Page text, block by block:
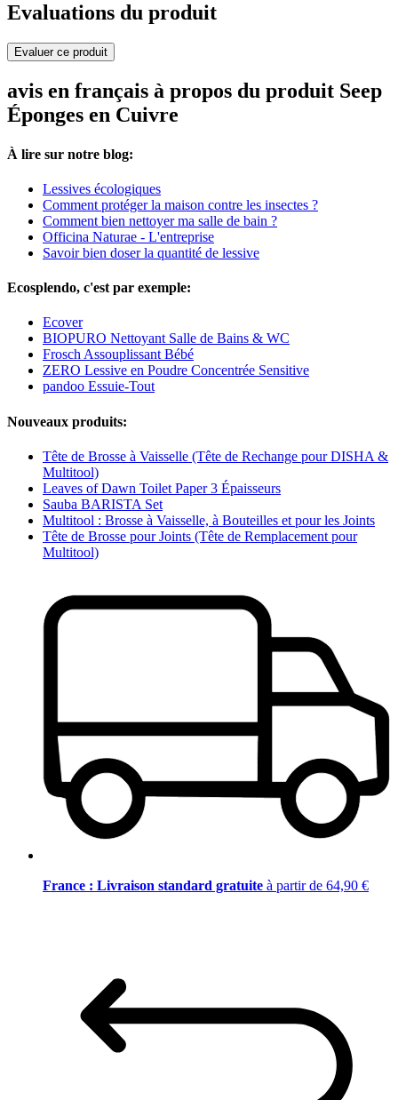
Evaluations du produit
Evaluer ce produit
avis en français à propos du produit Seep
Éponges en Cuivre
À lire sur notre blog:
Lessives écologiques
Comment protéger la maison contre les insectes ?
Comment bien nettoyer ma salle de bain ?
Officina Naturae - L'entreprise
Savoir bien doser la quantité de lessive
Ecosplendo, c'est par exemple:
Ecover
BIOPURO Nettoyant Salle de Bains & WC
Frosch Assouplissant Bébé
ZERO Lessive en Poudre Concentrée Sensitive
pandoo Essuie-Tout
Nouveaux produits:
Tête de Brosse à Vaisselle (Tête de Rechange pour DISHA &
Multitool)
Leaves of Dawn Toilet Paper 3 Épaisseurs
Sauba BARISTA Set
Multitool : Brosse à Vaisselle, à Bouteilles et pour les Joints
Tête de Brosse pour Joints (Tête de Remplacement pour
Multitool)
France : Livraison standard gratuite à partir de 64,90 €